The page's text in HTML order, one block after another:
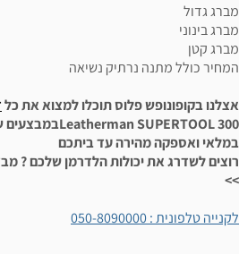
מברג גדול
מברג בינוני
מברג קטן
המחיר כולל מתנה נרתיק נשיאה
אצלנו בקופונופש פלוס תוכלו למצוא את כל
Leatherman SUPERTOOL 300במבצעים
במלאי ואספקה מהירה עד ביתכם
רוצים לשדרג את יכולות הלדרמן שלכם ?
>>
לקנייה טלפונית : 050-8090000